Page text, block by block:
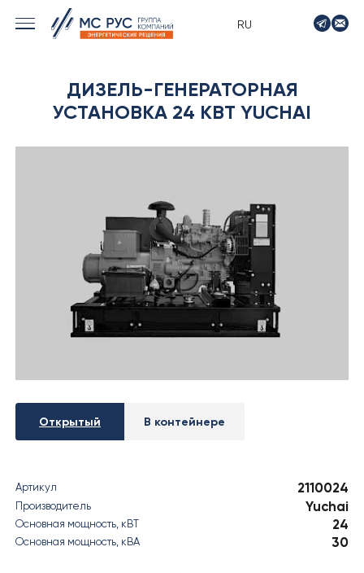
RU
› ЭНЕРГЕТИКА
› ЛОГИСТИКА
› ПРОИЗВОДСТВО
› ПРИВОДНОЕ ОБОРУДОВАНИЕ
› АВТО&МОТО
› МОТОЦИКЛЫ ТИМПТОН
› КОНТАКТЫ
› ЗАЯВКА
› НОВОСТИ
› РЕЗУЛЬТАТЫ СОУТ
ДИЗЕЛЬ-ГЕНЕРАТОРНАЯ
УСТАНОВКА 24 КВТ YUCHAI
Открытый В контейнере
Артикул 2110024
Производитель Yuchai
Основная мощность, кВT 24
Основная мощность, кВА 30